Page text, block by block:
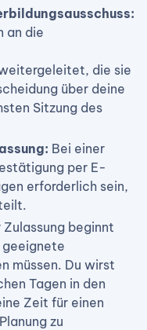
an die
die sie
über deine
Sitzung des
Bei einer
per E-
erforderlich sein,
Zulassung beginnt
geeignete
müssen. Du wirst
Tagen in den
Zeit für einen
zu